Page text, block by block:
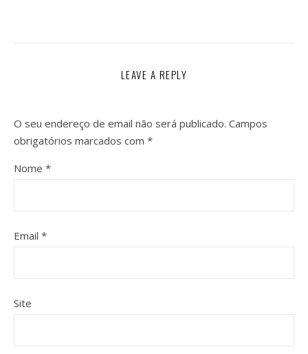
LEAVE A REPLY
O seu endereço de email não será publicado. Campos
obrigatórios marcados com *
Nome *
Email *
Site